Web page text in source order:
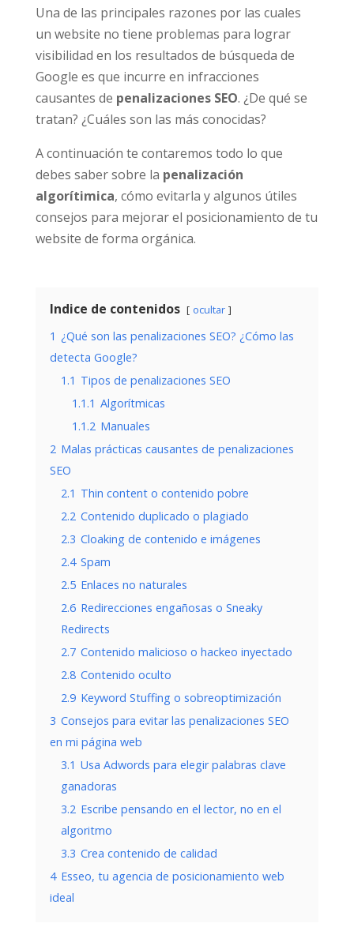
Una de las principales razones por las cuales
un website no tiene problemas para lograr
visibilidad en los resultados de búsqueda de
Google es que incurre en infracciones
causantes de penalizaciones SEO. ¿De qué se
tratan? ¿Cuáles son las más conocidas?
A continuación te contaremos todo lo que
debes saber sobre la penalización
algorítimica, cómo evitarla y algunos útiles
consejos para mejorar el posicionamiento de tu
website de forma orgánica.
Indice de contenidos ocultar
1 ¿Qué son las penalizaciones SEO? ¿Cómo las
detecta Google?
1.1 Tipos de penalizaciones SEO
1.1.1 Algorítmicas
1.1.2 Manuales
2 Malas prácticas causantes de penalizaciones
SEO
2.1 Thin content o contenido pobre
2.2 Contenido duplicado o plagiado
2.3 Cloaking de contenido e imágenes
2.4 Spam
2.5 Enlaces no naturales
2.6 Redirecciones engañosas o Sneaky
Redirects
2.7 Contenido malicioso o hackeo inyectado
2.8 Contenido oculto
2.9 Keyword Stuffing o sobreoptimización
3 Consejos para evitar las penalizaciones SEO
en mi página web
3.1 Usa Adwords para elegir palabras clave
ganadoras
3.2 Escribe pensando en el lector, no en el
algoritmo
3.3 Crea contenido de calidad
4 Esseo, tu agencia de posicionamiento web
ideal